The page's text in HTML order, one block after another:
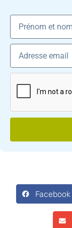
Facebook